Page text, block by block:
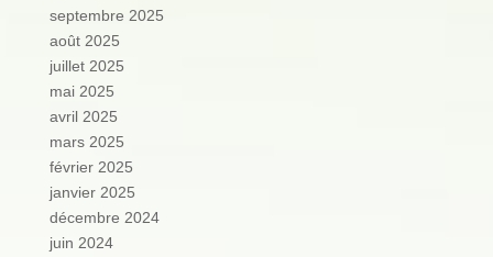
septembre 2025
août 2025
juillet 2025
mai 2025
avril 2025
mars 2025
février 2025
janvier 2025
décembre 2024
juin 2024